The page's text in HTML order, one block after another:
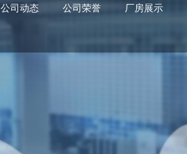
公司动态 公司荣誉 厂房展示